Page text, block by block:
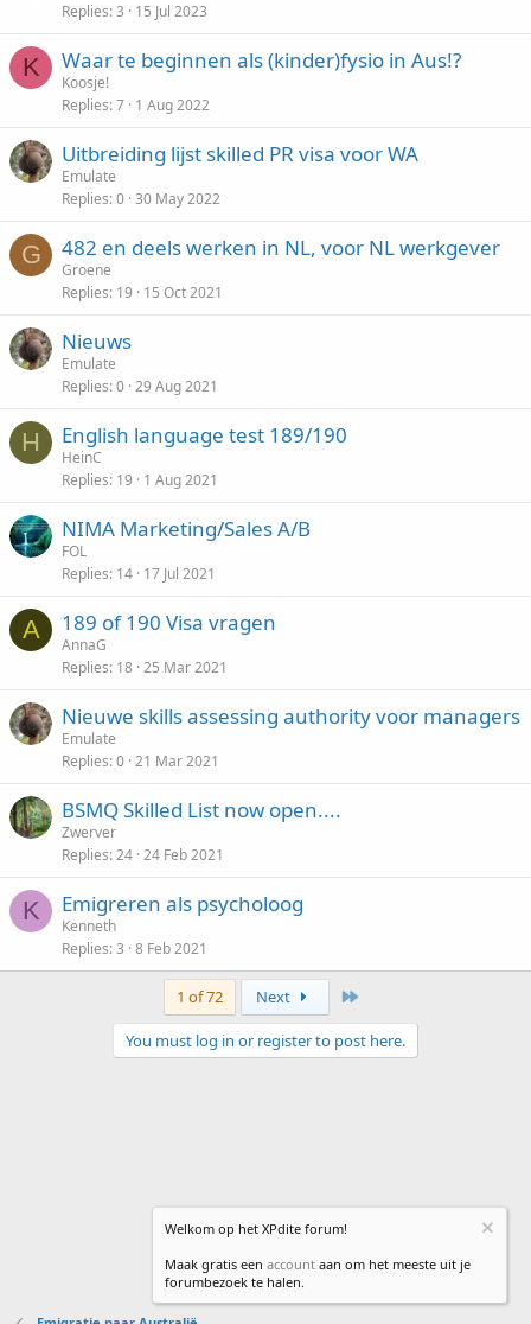
Replies 3 15 Jul 2023
K Waar te beginnen als (kinder)fysio in Aus!?
Koosje!
Replies 7 1 Aug 2022
Uitbreiding lijst skilled PR visa voor WA
Emulate
Replies 0 30 May 2022
G 482 en deels werken in NL, voor NL werkgever
Groene
Replies 19 15 Oct 2021
Nieuws
Emulate
Replies 0 29 Aug 2021
H English language test 189/190
HeinC
Replies 19 1 Aug 2021
NIMA Marketing/Sales A/B
FOL
Replies 14 17 Jul 2021
A 189 of 190 Visa vragen
AnnaG
Replies 18 25 Mar 2021
Nieuwe skills assessing authority voor managers
Emulate
Replies 0 21 Mar 2021
BSMQ Skilled List now open....
Zwerver
Replies 24 24 Feb 2021
K Emigreren als psycholoog
Kenneth
Replies 3 8 Feb 2021
1 of 72 Next
You must log in or register to post here.
Welkom op het XPdite forum!
Maak gratis een account aan om het meeste uit je
forumbezoek te halen.